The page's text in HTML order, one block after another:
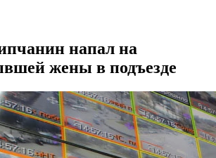
напал на
жены в подъезде